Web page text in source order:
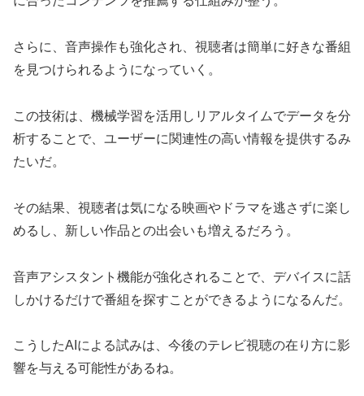
さらに、音声操作も強化され、視聴者は簡単に好きな番組
を見つけられるようになっていく。
この技術は、機械学習を活用しリアルタイムでデータを分
析することで、ユーザーに関連性の高い情報を提供するみ
たいだ。
その結果、視聴者は気になる映画やドラマを逃さずに楽し
めるし、新しい作品との出会いも増えるだろう。
音声アシスタント機能が強化されることで、デバイスに話
しかけるだけで番組を探すことができるようになるんだ。
こうしたAIによる試みは、今後のテレビ視聴の在り方に影
響を与える可能性があるね。